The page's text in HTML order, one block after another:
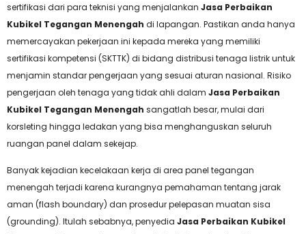
sertifikasi dari para teknisi yang menjalankan Jasa Perbaikan
Kubikel Tegangan Menengah di lapangan. Pastikan anda hanya
memercayakan pekerjaan ini kepada mereka yang memiliki
sertifikasi kompetensi (SKTTK) di bidang distribusi tenaga listrik untuk
menjamin standar pengerjaan yang sesuai aturan nasional. Risiko
pengerjaan oleh tenaga yang tidak ahli dalam Jasa Perbaikan
Kubikel Tegangan Menengah sangatlah besar, mulai dari
korsleting hingga ledakan yang bisa menghanguskan seluruh
ruangan panel dalam sekejap.
Banyak kejadian kecelakaan kerja di area panel tegangan
menengah terjadi karena kurangnya pemahaman tentang jarak
aman (flash boundary) dan prosedur pelepasan muatan sisa
(grounding). Itulah sebabnya, penyedia Jasa Perbaikan Kubikel